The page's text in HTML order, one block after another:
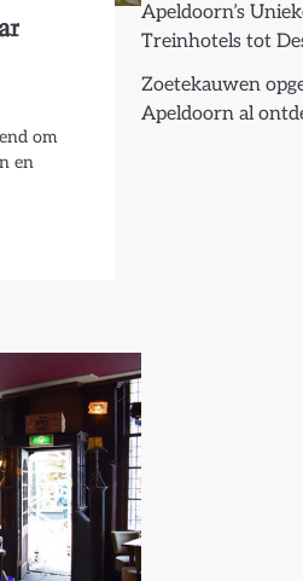
om
en
Apeldoorn’s
Treinhotels tot
Zoetekauwen
Apeldoorn al